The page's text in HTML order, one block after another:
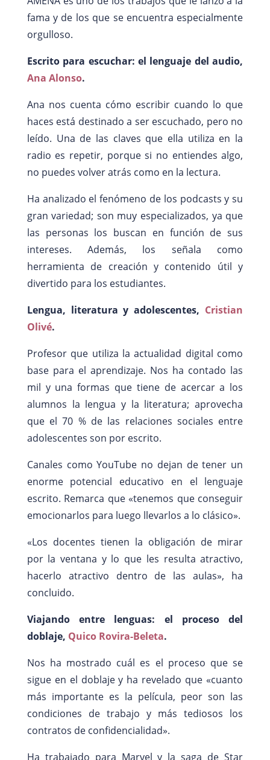
fama y de los que se encuentra especialmente
orgulloso.
Escrito para escuchar: el lenguaje del audio,
Ana Alonso.
Ana nos cuenta cómo escribir cuando lo que
haces está destinado a ser escuchado, pero no
leído. Una de las claves que ella utiliza en la
radio es repetir, porque si no entiendes algo,
no puedes volver atrás como en la lectura.
Ha analizado el fenómeno de los podcasts y su
gran variedad; son muy especializados, ya que
las personas los buscan en función de sus
intereses. Además, los señala como
herramienta de creación y contenido útil y
divertido para los estudiantes.
Lengua, literatura y adolescentes, Cristian
Olivé.
Profesor que utiliza la actualidad digital como
base para el aprendizaje. Nos ha contado las
mil y una formas que tiene de acercar a los
alumnos la lengua y la literatura; aprovecha
que el 70 % de las relaciones sociales entre
adolescentes son por escrito.
Canales como YouTube no dejan de tener un
enorme potencial educativo en el lenguaje
escrito. Remarca que «tenemos que conseguir
emocionarlos para luego llevarlos a lo clásico».
«Los docentes tienen la obligación de mirar
por la ventana y lo que les resulta atractivo,
hacerlo atractivo dentro de las aulas», ha
concluido.
Viajando entre lenguas: el proceso del
doblaje, Quico Rovira-Beleta.
Nos ha mostrado cuál es el proceso que se
sigue en el doblaje y ha revelado que «cuanto
más importante es la película, peor son las
condiciones de trabajo y más tediosos los
contratos de confidencialidad».
Ha trabajado para Marvel y la saga de Star